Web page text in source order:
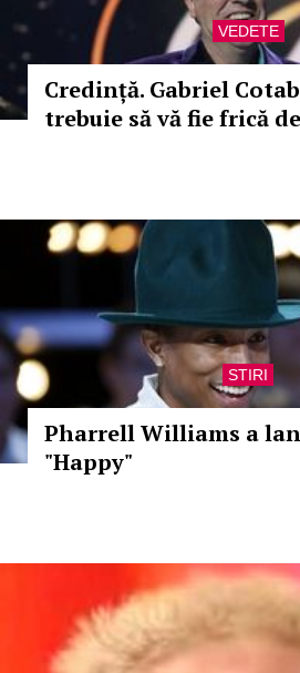
VEDETE
Credință. Gabriel
trebuie să vă fie frică
STIRI
Pharrell Williams a
"Happy"